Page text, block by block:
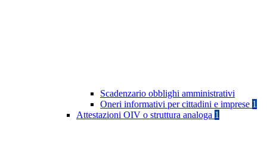
Scadenzario obblighi amministrativi
Oneri informativi per cittadini e imprese 1
Attestazioni OIV o struttura analoga 1